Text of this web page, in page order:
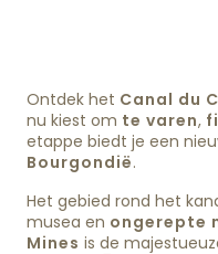
Ontdek het Canal du
nu kiest om te varen,
etappe biedt je een
Bourgondië.
Het gebied rond het
musea en ongerepte
Mines is de